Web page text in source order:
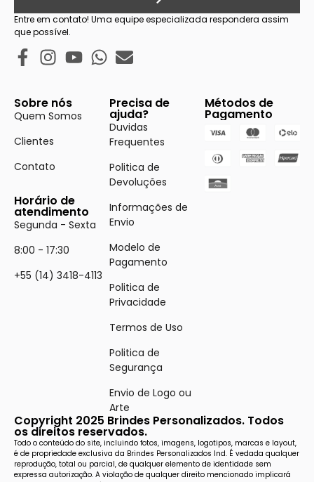
Entre em contato! Uma equipe especializada respondera assim
que possível.
Sobre nós
Quem Somos
Clientes
Contato
Horário de
atendimento
Segunda - Sexta
8:00 - 17:30
+55 (14) 3418-4113
Precisa de
ajuda?
Duvidas
Frequentes
Politica de
Devoluções
Informações de
Envio
Modelo de
Pagamento
Politica de
Privacidade
Termos de Uso
Politica de
Segurança
Envio de Logo ou
Arte
Métodos de
Pagamento
Copyright 2025 Brindes Personalizados. Todos
os direitos reservados.
Todo o conteúdo do site, incluindo fotos, imagens, logotipos, marcas e layout,
é de propriedade exclusiva da Brindes Personalizados Ind. É vedada qualquer
reprodução, total ou parcial, de qualquer elemento de identidade sem
expressa autorização. A violação de qualquer direito mencionado implicará